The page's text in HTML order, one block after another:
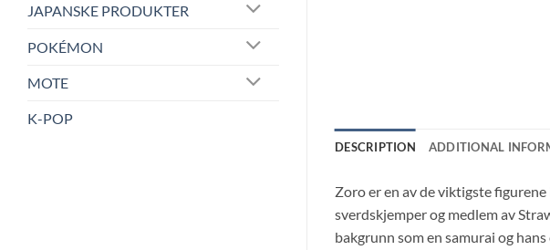
JAPANSKE PRODUKTER
POKÉMON
MOTE
K-POP
DESCRIPTION ADDITIONAL
Zoro er en av de viktigste
sverdskjemper og medlem av
bakgrunn som en samurai og